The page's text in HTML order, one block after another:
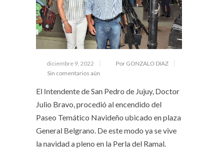
diciembre 9, 2022
Por GONZALO DIAZ
Sin comentarios aún
El Intendente de San Pedro de Jujuy, Doctor
Julio Bravo, procedió al encendido del
Paseo Temático Navideño ubicado en plaza
General Belgrano. De este modo ya se vive
la navidad a pleno en la Perla del Ramal.